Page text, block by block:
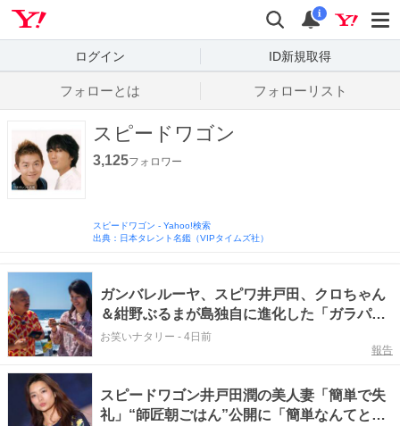
検索
通知
i
ログイン ID新規取得
フォローとは フォローリスト
スピードワゴン
3,125フォロワー
スピードワゴン - Yahoo!検索
出典：日本タレント名鑑（VIPタイムズ社）
ガンバレルーヤ、スピワ井戸田、クロちゃん
＆紺野ぶるまが島独自に進化した「ガラパゴ
スグルメ」を取材
お笑いナタリー - 4日前
報告
スピードワゴン井戸田潤の美人妻「簡単で失
礼」“師匠朝ごはん”公開に「簡単なんてとん